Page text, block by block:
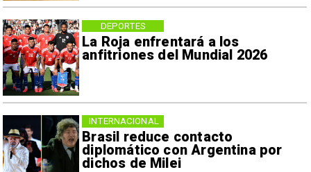
La Roja enfrentará a los
anfitriones del Mundial 2026
DEPORTES
Brasil reduce contacto
diplomático con Argentina por
dichos de Milei
INTERNACIONAL